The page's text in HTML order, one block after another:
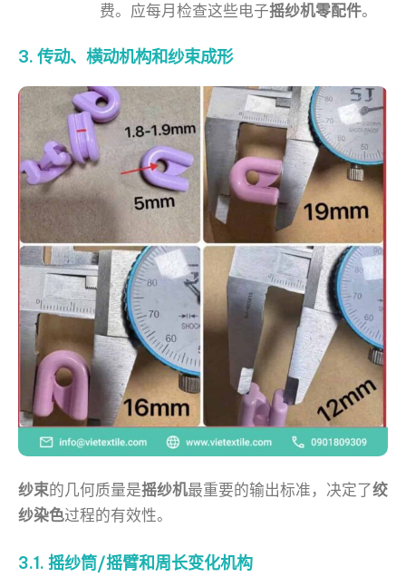
费。应每月检查这些电子摇纱机零配件。
3. 传动、横动机构和纱束成形
纱束的几何质量是摇纱机最重要的输出标准，决定了绞
纱染色过程的有效性。
3.1. 摇纱筒/摇臂和周长变化机构